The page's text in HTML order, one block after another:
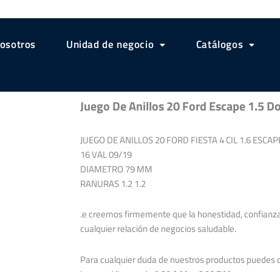
Unidad de negocio Catálogos
Juego De Anillos 20 Ford Escape 1.5
JUEGO DE ANILLOS 20 FORD FIESTA 4 CIL 1.6
16 VAL 09/19
DIAMETRO 79 MM
RANURAS 1.2 1.2
.e creemos firmemente que la honestidad,
cualquier relación de negocios saludable.
Para cualquier duda de nuestros productos